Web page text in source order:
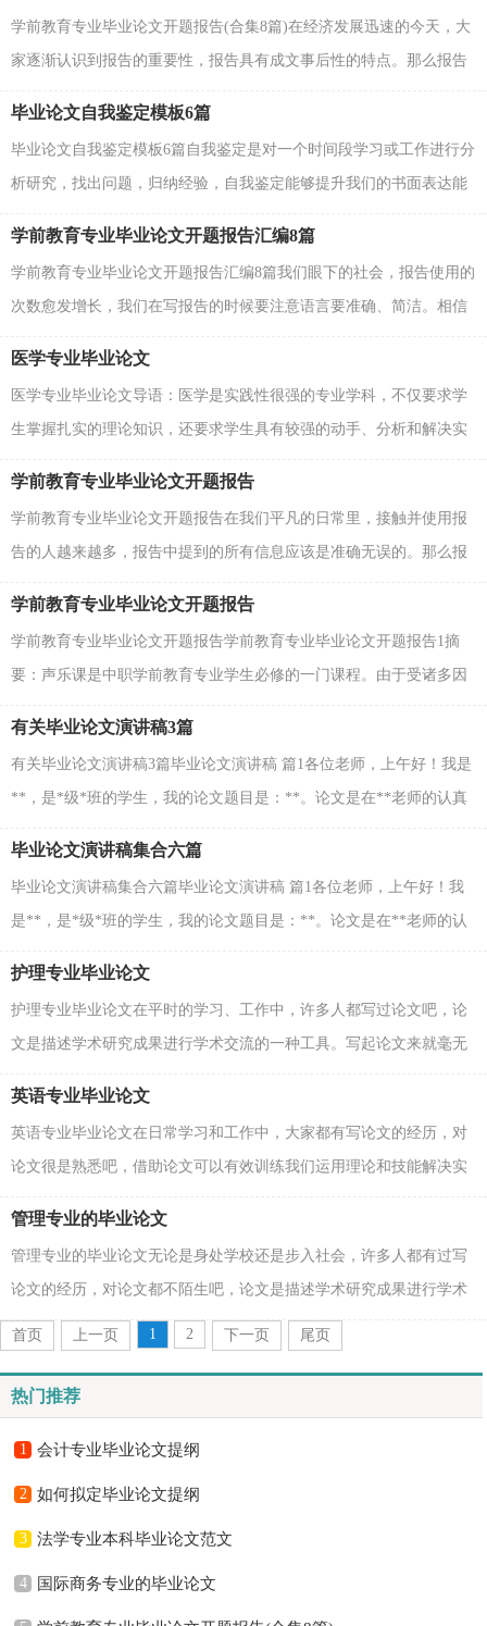
学前教育专业毕业论文开题报告(合集8篇)在经济发展迅速的今天，大
家逐渐认识到报告的重要性，报告具有成文事后性的特点。那么报告
毕业论文自我鉴定模板6篇
毕业论文自我鉴定模板6篇自我鉴定是对一个时间段学习或工作进行分
析研究，找出问题，归纳经验，自我鉴定能够提升我们的书面表达能
学前教育专业毕业论文开题报告汇编8篇
学前教育专业毕业论文开题报告汇编8篇我们眼下的社会，报告使用的
次数愈发增长，我们在写报告的时候要注意语言要准确、简洁。相信
医学专业毕业论文
医学专业毕业论文导语：医学是实践性很强的专业学科，不仅要求学
生掌握扎实的理论知识，还要求学生具有较强的动手、分析和解决实
学前教育专业毕业论文开题报告
学前教育专业毕业论文开题报告在我们平凡的日常里，接触并使用报
告的人越来越多，报告中提到的所有信息应该是准确无误的。那么报
学前教育专业毕业论文开题报告
学前教育专业毕业论文开题报告学前教育专业毕业论文开题报告1摘
要：声乐课是中职学前教育专业学生必修的一门课程。由于受诸多因
有关毕业论文演讲稿3篇
有关毕业论文演讲稿3篇毕业论文演讲稿 篇1各位老师，上午好！我是
**，是*级*班的学生，我的论文题目是：**。论文是在**老师的认真
毕业论文演讲稿集合六篇
毕业论文演讲稿集合六篇毕业论文演讲稿 篇1各位老师，上午好！我
是**，是*级*班的学生，我的论文题目是：**。论文是在**老师的认
护理专业毕业论文
护理专业毕业论文在平时的学习、工作中，许多人都写过论文吧，论
文是描述学术研究成果进行学术交流的一种工具。写起论文来就毫无
英语专业毕业论文
英语专业毕业论文在日常学习和工作中，大家都有写论文的经历，对
论文很是熟悉吧，借助论文可以有效训练我们运用理论和技能解决实
管理专业的毕业论文
管理专业的毕业论文无论是身处学校还是步入社会，许多人都有过写
论文的经历，对论文都不陌生吧，论文是描述学术研究成果进行学术
交流的一种工具。你知道论文怎样才能写的好吗？下面...
首页 上一页 1 2 下一页 尾页
热门推荐
1 会计专业毕业论文提纲
2 如何拟定毕业论文提纲
3 法学专业本科毕业论文范文
4 国际商务专业的毕业论文